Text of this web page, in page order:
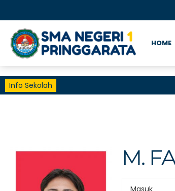
HOME
Info Sekolah
M.
Masuk